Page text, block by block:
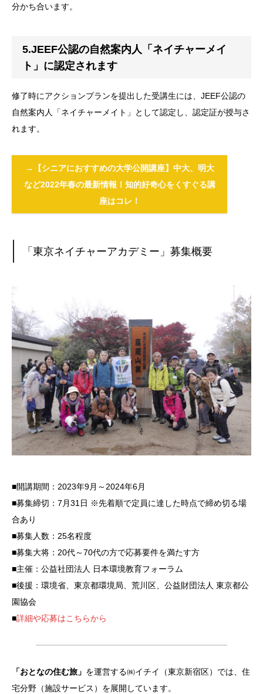
分かち合います。
5.JEEF公認の自然案内人「ネイチャーメイ
ト」に認定されます
修了時にアクションプランを提出した受講生には、JEEF公認の
自然案内人「ネイチャーメイト」として認定し、認定証が授与さ
れます。
→【シニアにおすすめの大学公開講座】中大、明大
など2022年春の最新情報！知的好奇心をくすぐる講
座はコレ！
「東京ネイチャーアカデミー」募集概要
■開講期間：2023年9月～2024年6月
■募集締切：7月31日 ※先着順で定員に達した時点で締め切る場
合あり
■募集人数：25名程度
■募集大将：20代～70代の方で応募要件を満たす方
■主催：公益社団法人 日本環境教育フォーラム
■後援：環境省、東京都環境局、荒川区、公益財団法人 東京都公
園協会
■詳細や応募はこちらから
「おとなの住む旅」 を運営する㈱イチイ（東京新宿区）では、住
宅分野（施設サービス）を展開しています。